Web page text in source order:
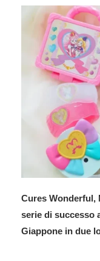
Cures Wonderful,
serie di successo
Giappone in due